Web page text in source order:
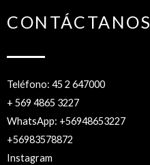
CONTÁCTANOS
Teléfono: 45 2 647000
+ 569 4865 3227
WhatsApp: +56948653227
+56983578872
Instagram